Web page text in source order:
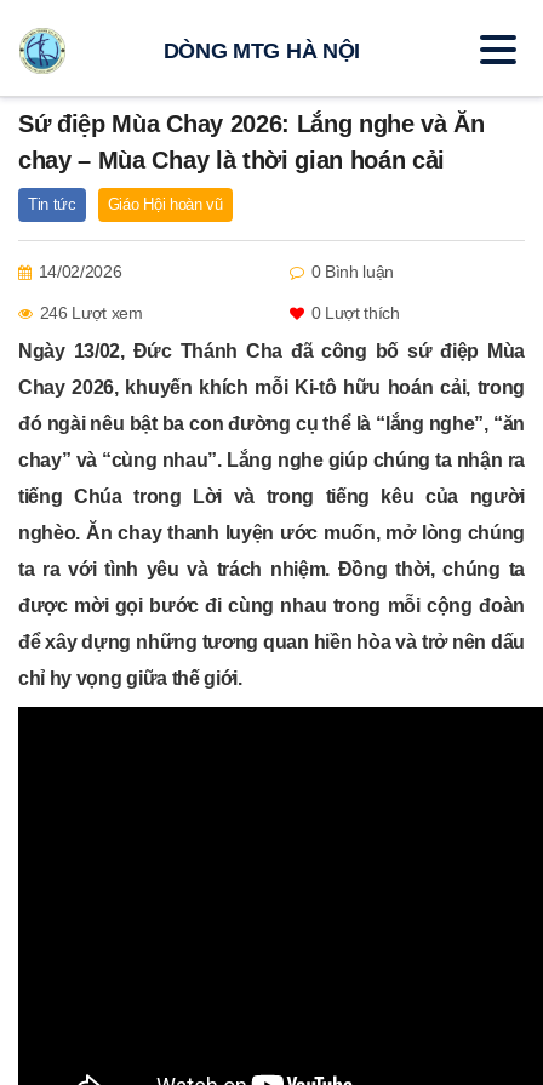
Sứ điệp Mùa Chay 2026: Lắng nghe và Ăn
chay – Mùa Chay là thời gian hoán cải
Tin tức Giáo Hội hoàn vũ
14/02/2026 0 Bình luận
246 Lượt xem 0Lượt thích
Ngày 13/02, Đức Thánh Cha đã công bố sứ điệp Mùa
Chay 2026, khuyến khích mỗi Ki-tô hữu hoán cải, trong
đó ngài nêu bật ba con đường cụ thể là “lắng nghe”, “ăn
chay” và “cùng nhau”. Lắng nghe giúp chúng ta nhận ra
tiếng Chúa trong Lời và trong tiếng kêu của người
nghèo. Ăn chay thanh luyện ước muốn, mở lòng chúng
ta ra với tình yêu và trách nhiệm. Đồng thời, chúng ta
được mời gọi bước đi cùng nhau trong mỗi cộng đoàn
để xây dựng những tương quan hiền hòa và trở nên dấu
chỉ hy vọng giữa thế giới.
DÒNG MTG HÀ NỘI